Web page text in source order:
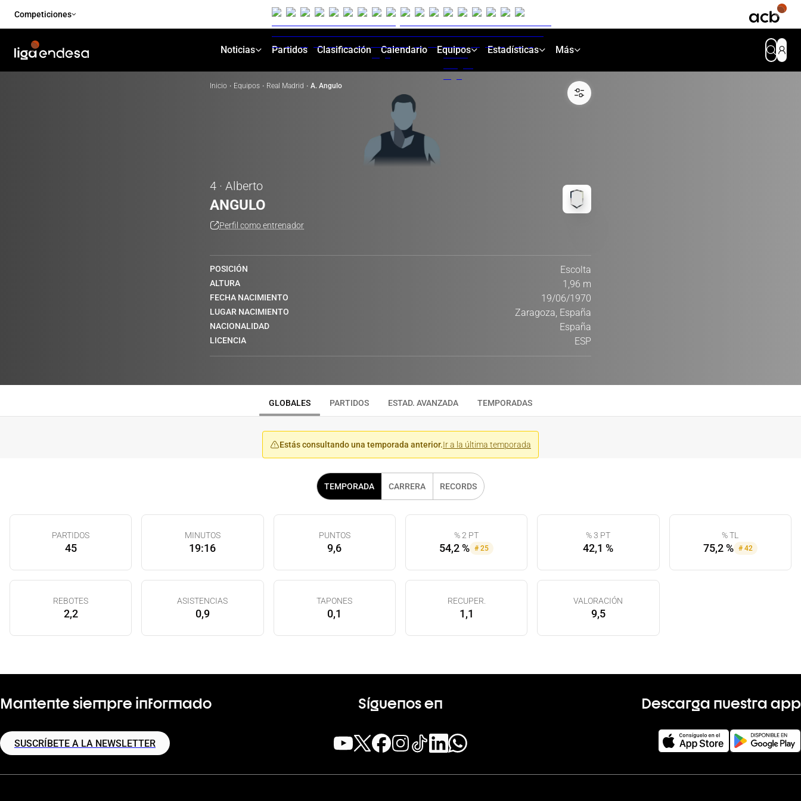
Competiciones
Noticias Partidos Clasificación Calendario Equipos Estadísticas Más
Inicio · Equipos · Real Madrid · A. Angulo
4 · Alberto
ANGULO
Perfil como entrenador
POSICIÓN Escolta
ALTURA 1,96 m
FECHA NACIMIENTO 19/06/1970
LUGAR NACIMIENTO Zaragoza, España
NACIONALIDAD España
LICENCIA ESP
GLOBALES PARTIDOS ESTAD. AVANZADA TEMPORADAS
Estás consultando una temporada anterior.Ir a la última temporada
TEMPORADA CARRERA RECORDS
PARTIDOS
45
MINUTOS
19:16
PUNTOS
9,6
% 2 PT
54,2 % #25
% 3 PT
42,1 %
% TL
75,2 % # 42
REBOTES
2,2
ASISTENCIAS
0,9
TAPONES
0,1
RECUPER.
1,1
VALORACIÓN
9,5
Mantente siempre informado
SUSCRÍBETE A LA NEWSLETTER
Síguenos en Descarga nuestra app